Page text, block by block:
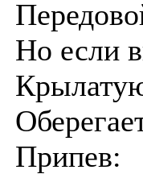
Но если
Припев: